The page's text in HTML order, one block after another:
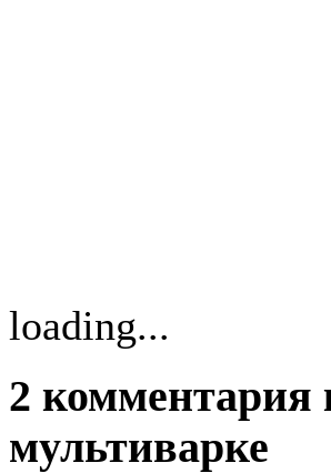
loading...
2 комментария
мультиварке